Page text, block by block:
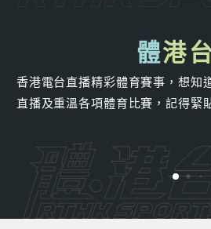
體港
香港電台直播精彩體育賽事，想知
直播及重溫各項體育比賽，記得緊